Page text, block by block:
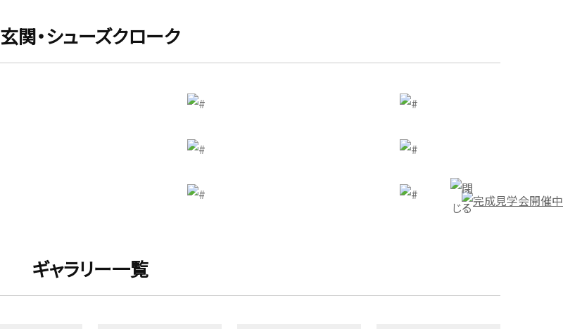
玄関・シューズクローク
ギャラリー一覧